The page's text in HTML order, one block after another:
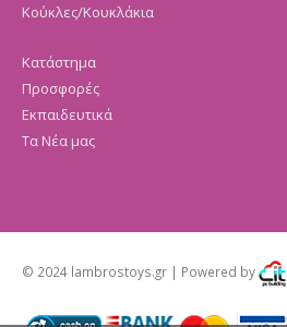
Κούκλες/Κουκλάκια
Κατάστημα
Προσφορές
Εκπαιδευτικά
Τα Νέα μας
© 2024 lambrostoys.gr | Powered by